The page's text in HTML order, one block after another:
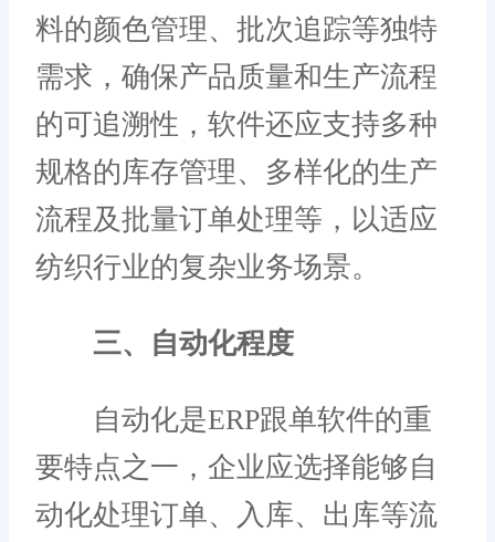
料的颜色管理、批次追踪等独特
需求，确保产品质量和生产流程
的可追溯性，软件还应支持多种
规格的库存管理、多样化的生产
流程及批量订单处理等，以适应
纺织行业的复杂业务场景。
三、自动化程度
自动化是ERP跟单软件的重
要特点之一，企业应选择能够自
动化处理订单、入库、出库等流